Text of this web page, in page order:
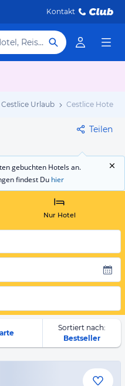
Kontakt
Hotel, Reiseziel
Cestlice Urlaub Cestlice Hotels
Teilen
gebuchten Hotels an.
findest Du hier
Nur Hotel
Sortiert nach:
Bestseller